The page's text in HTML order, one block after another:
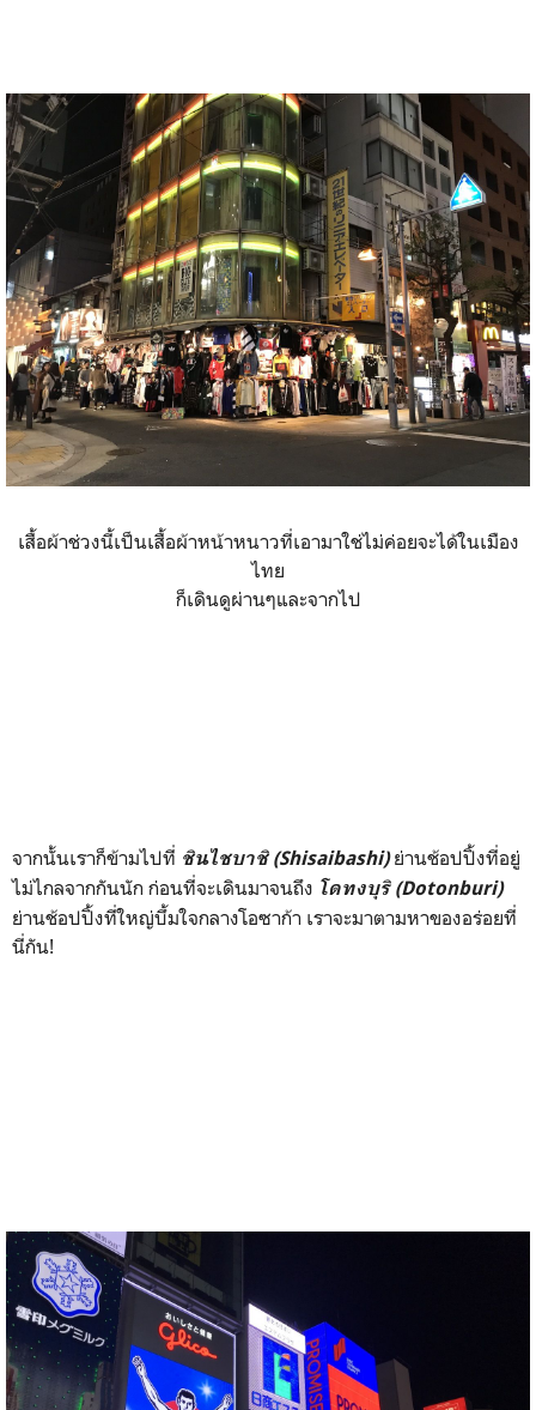
เสื้อผ้าช่วงนี้เป็นเสื้อผ้าหน้าหนาวที่เอามาใช่ไม่ค่อยจะได้ในเมือง
ไทย
ก็เดินดูผ่านๆและจากไป
จากนั้นเราก็ข้ามไปที่ ชินไชบาชิ (Shisaibashi)ย่านช้อปปิ้งที่อยู่
ไม่ไกลจากกันนัก ก่อนที่จะเดินมาจนถึง โดทงบุริ (Dotonburi)
ย่านช้อปปิ้งที่ใหญ่บึ้มใจกลางโอซาก้า เราจะมาตามหาของอร่อยที่
นี่กัน!